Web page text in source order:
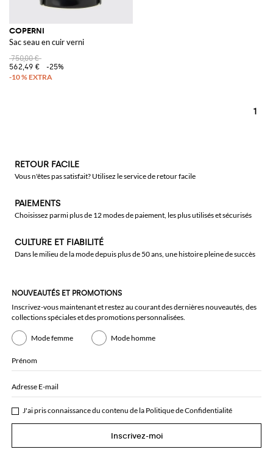
COPERNI
Sac seau en cuir verni
750,00 €
562,49 €
-25%
1
RETOUR FACILE
Vous n'êtes pas satisfait? Utilisez le service de retour facile
PAIEMENTS
Choisissez parmi plus de 12 modes de paiement, les plus utilisés et sécurisés
CULTURE ET FIABILITÉ
Dans le milieu de la mode depuis plus de 50 ans, une histoire pleine de succès
NOUVEAUTÉS ET PROMOTIONS
Inscrivez-vous maintenant et restez au courant des dernières nouveautés, des
collections spéciales et des promotions personnalisées.
Mode femme Mode homme
Prénom
Adresse E-mail
J'ai pris connaissance du contenu de la Politique de Confidentialité
Inscrivez-moi